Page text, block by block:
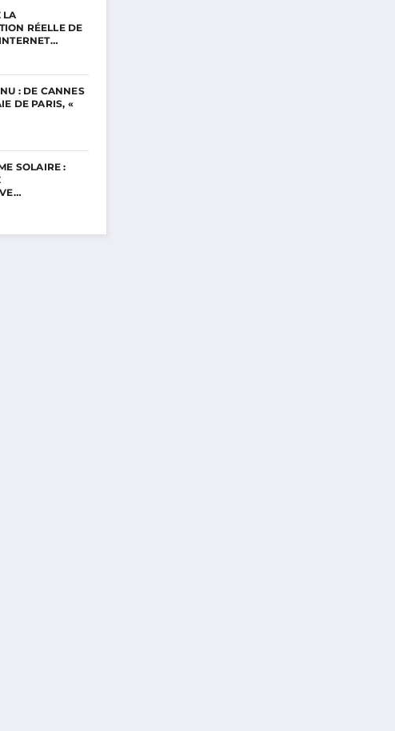
LA
RÉELLE DE
: DE CANNES
DE PARIS, «
SOLAIRE :